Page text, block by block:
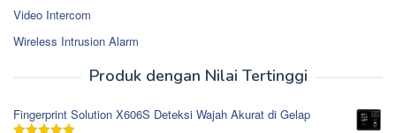
Video Intercom
Wireless Intrusion Alarm
Produk dengan Nilai Tertinggi
Fingerprint Solution X606S Deteksi Wajah Akurat di Gelap